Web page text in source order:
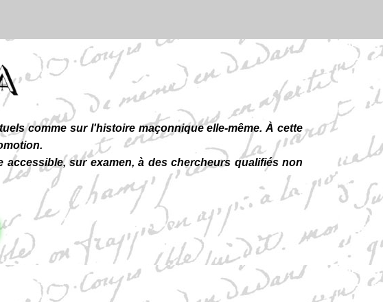
comme sur l'histoire maçonnique elle-même. À cette
sur examen, à des chercheurs qualifiés non